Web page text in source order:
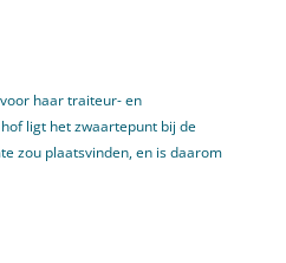
haar traiteur- en
ligt het zwaartepunt bij de
zou plaatsvinden, en is daarom